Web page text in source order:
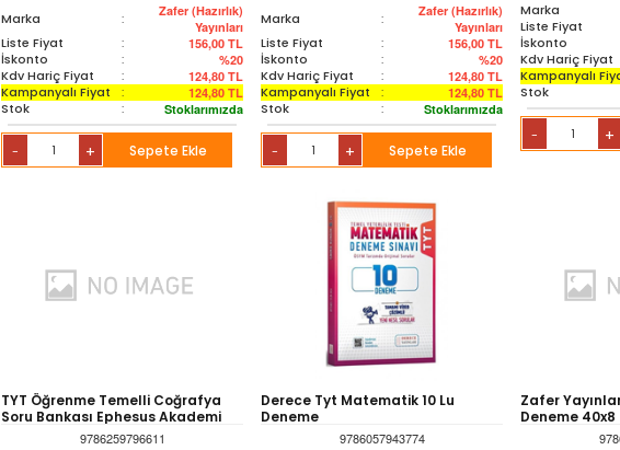
Marka
:
Zafer (Hazırlık)
Yayınları
Liste Fiyat : 156,00 TL
İskonto : %20
Kdv Hariç Fiyat : 124,80 TL
Kampanyalı Fiyat : 124,80 TL
Stok : Stoklarımızda
- + Sepete Ekle
Marka
:
Zafer (Hazırlık)
Yayınları
Liste Fiyat : 156,00 TL
İskonto : %20
Kdv Hariç Fiyat : 124,80 TL
Kampanyalı Fiyat : 124,80 TL
Stok : Stoklarımızda
- + Sepete Ekle
Marka
Liste Fiyat
İskonto
Kdv Hariç Fiyat
Kampanyalı
Stok
- +
TYT Öğrenme Temelli Coğrafya
Soru Bankası Ephesus Akademi
9786259796611
Derece Tyt Matematik 10 Lu
Deneme
9786057943774
Zafer
Deneme 40x8